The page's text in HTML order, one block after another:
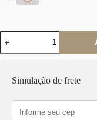
Colar
Elo
Retangular-
Ouro
Aço
quantidade
Simulação de frete